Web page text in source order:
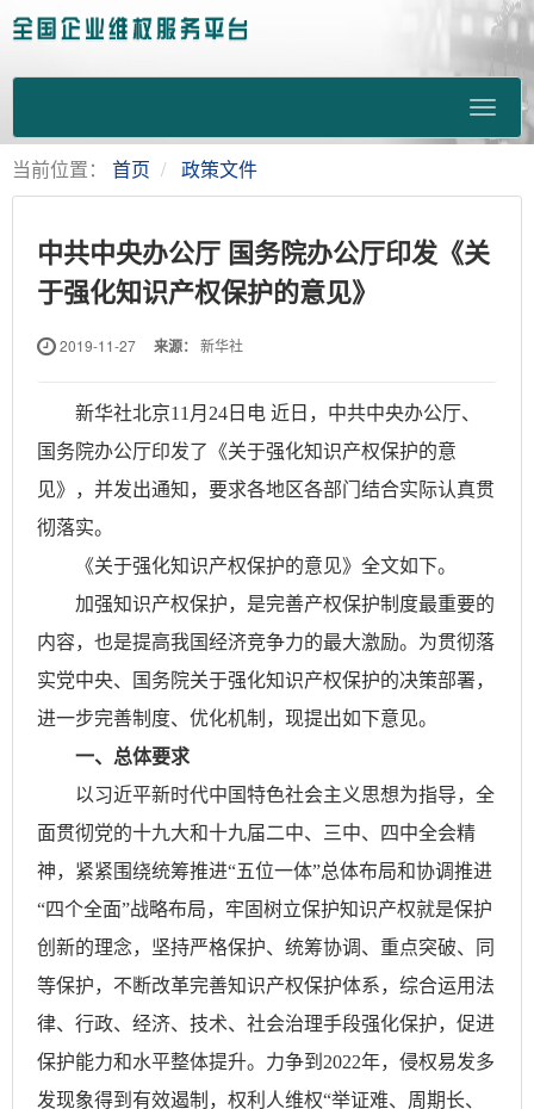
当前位置： 首页 政策文件
中共中央办公厅 国务院办公厅印发《关
于强化知识产权保护的意见》
2019-11-27 来源： 新华社
新华社北京11月24日电 近日，中共中央办公厅、
国务院办公厅印发了《关于强化知识产权保护的意
见》，并发出通知，要求各地区各部门结合实际认真贯
彻落实。
《关于强化知识产权保护的意见》全文如下。
加强知识产权保护，是完善产权保护制度最重要的
内容，也是提高我国经济竞争力的最大激励。为贯彻落
实党中央、国务院关于强化知识产权保护的决策部署，
进一步完善制度、优化机制，现提出如下意见。
一、总体要求
以习近平新时代中国特色社会主义思想为指导，全
面贯彻党的十九大和十九届二中、三中、四中全会精
神，紧紧围绕统筹推进“五位一体”总体布局和协调推进
“四个全面”战略布局，牢固树立保护知识产权就是保护
创新的理念，坚持严格保护、统筹协调、重点突破、同
等保护，不断改革完善知识产权保护体系，综合运用法
律、行政、经济、技术、社会治理手段强化保护，促进
保护能力和水平整体提升。力争到2022年，侵权易发多
发现象得到有效遏制，权利人维权“举证难、周期长、